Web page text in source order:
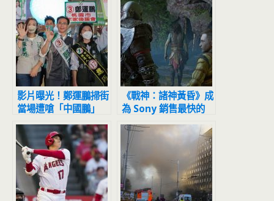
影片曝光！鄭運鵬掃街
當場遭嗆「中國鵬」
網友反應驚呆
《戰神：諸神黃昏》成
為 Sony 銷售最快的
第一方遊戲